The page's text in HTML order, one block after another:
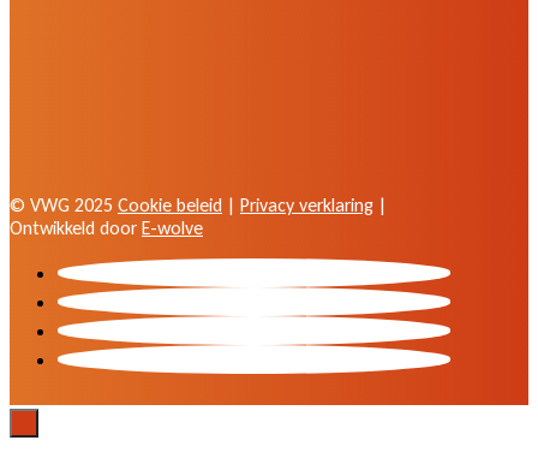
© VWG 2025 Cookie beleid | Privacy verklaring |
Ontwikkeld door E-wolve